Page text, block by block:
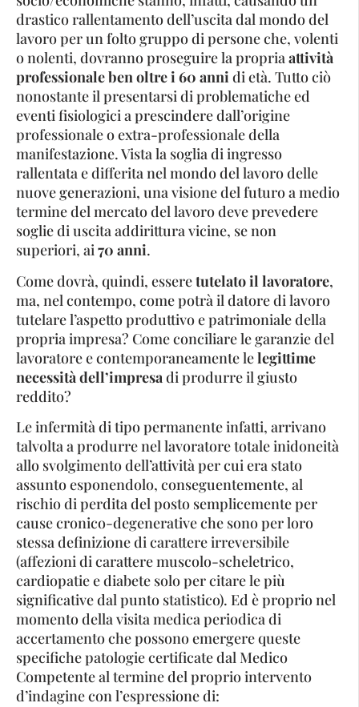
drastico rallentamento dell’uscita dal mondo del
lavoro per un folto gruppo di persone che, volenti
o nolenti, dovranno proseguire la propriaattività
professionale ben oltre i 60 annidi età. Tutto ciò
nonostante il presentarsi di problematiche ed
eventi fisiologici a prescindere dall’origine
professionale o extra-professionale della
manifestazione. Vista la soglia di ingresso
rallentata e differita nel mondo del lavoro delle
nuove generazioni, una visione del futuro a medio
termine del mercato del lavoro deve prevedere
soglie di uscita addirittura vicine, se non
superiori, ai70 anni.
Come dovrà, quindi, esseretutelato il lavoratore,
ma, nel contempo, come potrà il datore di lavoro
tutelare l’aspetto produttivo e patrimoniale della
propria impresa? Come conciliare le garanzie del
lavoratore e contemporaneamente lelegittime
necessità dell’impresa di produrre il giusto
reddito?
Le infermità di tipo permanente infatti, arrivano
talvolta a produrre nel lavoratore totale inidoneità
allo svolgimento dell’attività per cui era stato
assunto esponendolo, conseguentemente, al
rischio di perdita del posto semplicemente per
cause cronico-degenerative che sono per loro
stessa definizione di carattere irreversibile
(affezioni di carattere muscolo-scheletrico,
cardiopatie e diabete solo per citare le più
significative dal punto statistico). Ed è proprio nel
momento della visita medica periodica di
accertamento che possono emergere queste
specifiche patologie certificate dal Medico
Competente al termine del proprio intervento
d’indagine con l’espressione di: